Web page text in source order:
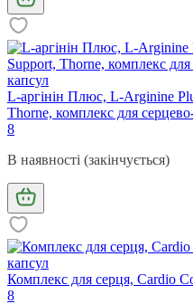
L-аргінін Плюс, L-Arginine
Thorne, комплекс для
8
В наявності (закінчується)
Комплекс для серця, Cardio
8